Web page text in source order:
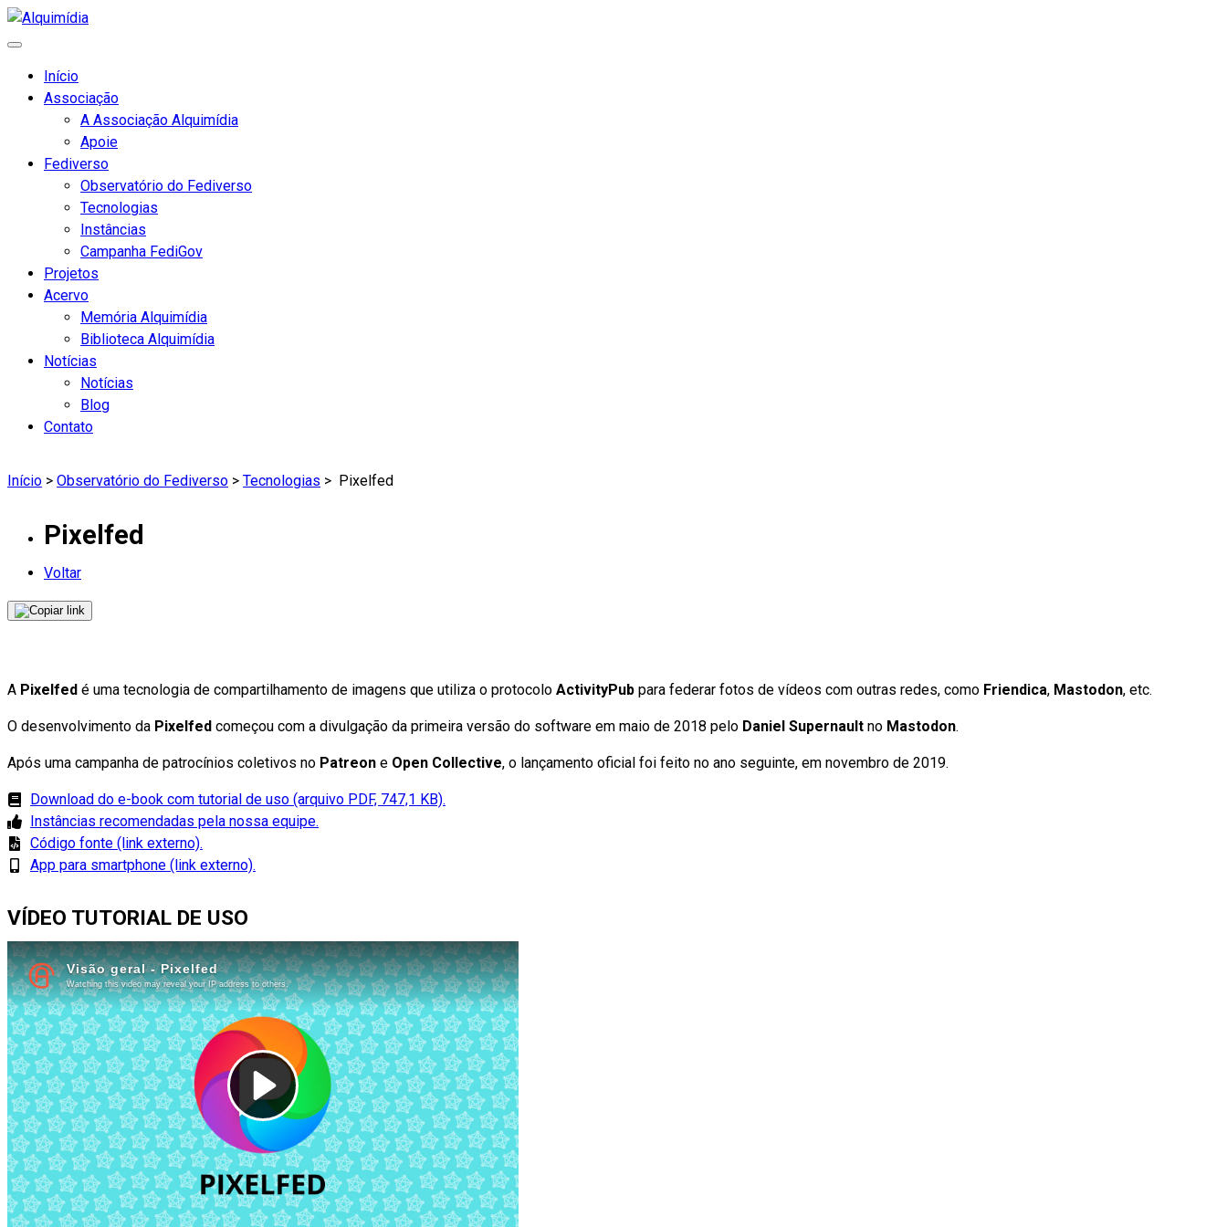
Início
Associação
A Associação Alquimídia
Apoie
Fediverso
Observatório do Fediverso
Tecnologias
Instâncias
Campanha FediGov
Projetos
Acervo
Memória Alquimídia
Biblioteca Alquimídia
Notícias
Notícias
Blog
Contato
Início > Observatório do Fediverso > Tecnologias > Pixelfed
Pixelfed
Voltar
A Pixelfed é uma tecnologia de compartilhamento de imagens que utiliza o protocolo ActivityPub para federar fotos de vídeos com outras redes, como Friendica, Mastodon, etc.
O desenvolvimento da Pixelfed começou com a divulgação da primeira versão do software em maio de 2018 pelo Daniel Supernault no Mastodon.
Após uma campanha de patrocínios coletivos no Patreon e Open Collective, o lançamento oficial foi feito no ano seguinte, em novembro de 2019.
Download do e-book com tutorial de uso (arquivo PDF, 747,1 KB).
Instâncias recomendadas pela nossa equipe.
Código fonte (link externo).
App para smartphone (link externo).
VÍDEO TUTORIAL DE USO